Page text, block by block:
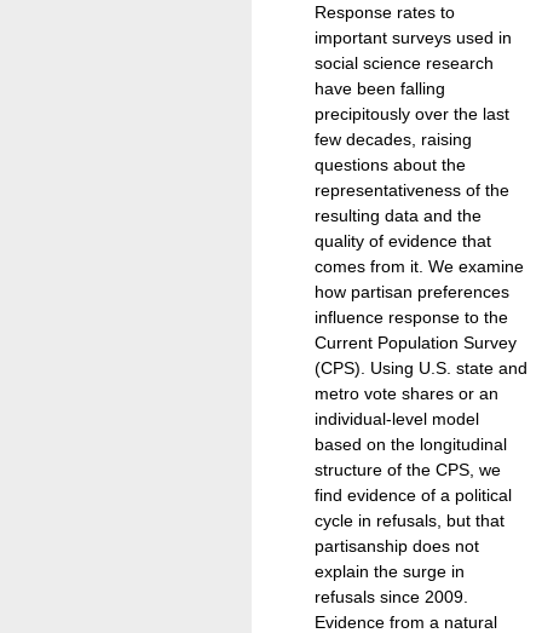
Response rates to
important surveys used in
social science research
have been falling
precipitously over the last
few decades, raising
questions about the
representativeness of the
resulting data and the
quality of evidence that
comes from it. We examine
how partisan preferences
influence response to the
Current Population Survey
(CPS). Using U.S. state and
metro vote shares or an
individual-level model
based on the longitudinal
structure of the CPS, we
find evidence of a political
cycle in refusals, but that
partisanship does not
explain the surge in
refusals since 2009.
Evidence from a natural